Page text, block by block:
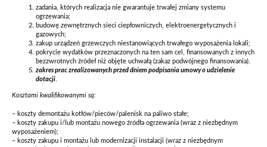
zadania, których realizacja nie gwarantuje trwałej zmiany systemu
ogrzewania;
budowę zewnętrznych sieci ciepłowniczych, elektroenergetycznych i
gazowych;
zakup urządzeń grzewczych niestanowiących trwałego wyposażenia lokali;
pokrycie wydatków przeznaczonych na ten sam cel, finansowanych z innych
bezzwrotnych źródeł niż objęte uchwałą (zakaz podwójnego finansowania).
zakres prac zrealizowanych przed dniem podpisania umowy o udzielenie
dotacji.
Kosztami kwalifikowanymi są:
– koszty demontażu kotłów/pieców/palenisk na paliwo stałe;
– koszty zakupu i/lub montażu nowego źródła ogrzewania (wraz z niezbędnym
wyposażeniem);
– koszty zakupu i montażu lub modernizacji instalacji (wraz z niezbędnym